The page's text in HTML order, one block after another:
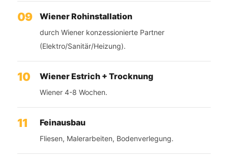
Wiener Rohinstallation
durch Wiener konzessionierte Partner
(Elektro/Sanitär/Heizung).
Wiener Estrich + Trocknung
Wiener 4-8 Wochen.
Feinausbau
Fliesen, Malerarbeiten, Bodenverlegung.